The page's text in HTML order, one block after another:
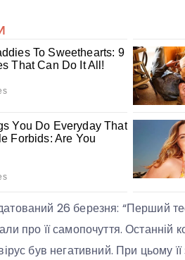
26 березня: “Перший
про її самопочуття.
був негативний. При цьому